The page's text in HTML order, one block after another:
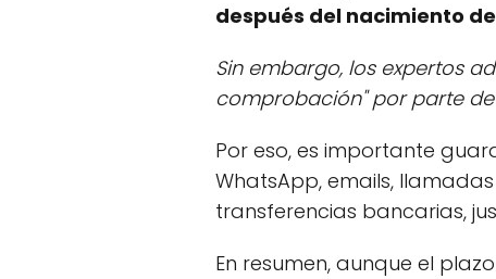
después del nacimiento
Sin embargo, los expertos
comprobación" por parte
Por eso, es importante
WhatsApp, emails,
transferencias bancarias,
En resumen, aunque el